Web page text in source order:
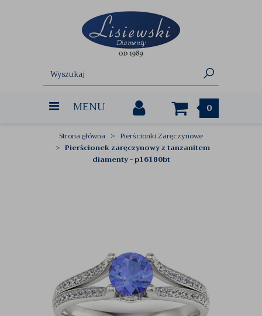
MENU 0
Strona główna
Pierścionki Zaręczynowe
Pierścionek zaręczynowy z tanzanitem
diamenty - p16180bt